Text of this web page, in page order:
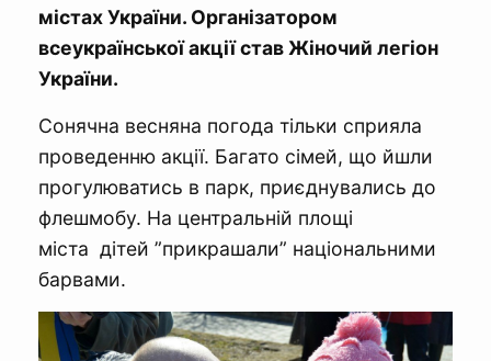
містах України. Організатором
всеукраїнської акції став Жіночий легіон
України.
Сонячна весняна погода тільки сприяла
проведенню акції. Багато сімей, що йшли
прогулюватись в парк, приєднувались до
флешмобу. На центральній площі
міста дітей ”прикрашали” національними
барвами.